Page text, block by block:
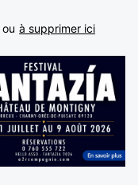
ou à supprimer ici